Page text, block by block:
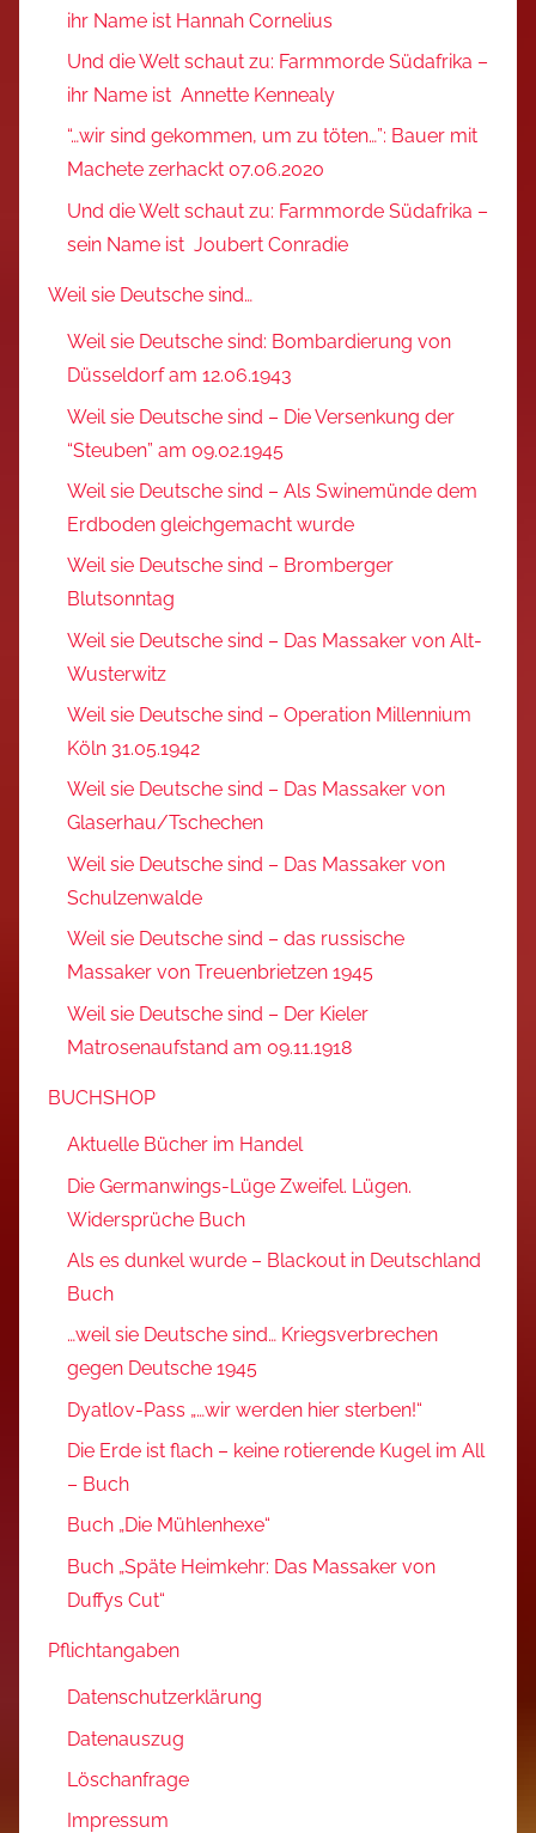
ihr Name ist Hannah Cornelius
Und die Welt schaut zu: Farmmorde Südafrika –
ihr Name ist Annette Kennealy
“…wir sind gekommen, um zu töten…”: Bauer mit
Machete zerhackt 07.06.2020
Und die Welt schaut zu: Farmmorde Südafrika –
sein Name ist Joubert Conradie
Weil sie Deutsche sind…
Weil sie Deutsche sind: Bombardierung von
Düsseldorf am 12.06.1943
Weil sie Deutsche sind – Die Versenkung der
“Steuben” am 09.02.1945
Weil sie Deutsche sind – Als Swinemünde dem
Erdboden gleichgemacht wurde
Weil sie Deutsche sind – Bromberger
Blutsonntag
Weil sie Deutsche sind – Das Massaker von Alt-
Wusterwitz
Weil sie Deutsche sind – Operation Millennium
Köln 31.05.1942
Weil sie Deutsche sind – Das Massaker von
Glaserhau/Tschechen
Weil sie Deutsche sind – Das Massaker von
Schulzenwalde
Weil sie Deutsche sind – das russische
Massaker von Treuenbrietzen 1945
Weil sie Deutsche sind – Der Kieler
Matrosenaufstand am 09.11.1918
BUCHSHOP
Aktuelle Bücher im Handel
Die Germanwings-Lüge Zweifel. Lügen.
Widersprüche Buch
Als es dunkel wurde – Blackout in Deutschland
Buch
…weil sie Deutsche sind… Kriegsverbrechen
gegen Deutsche 1945
Dyatlov-Pass „…wir werden hier sterben!“
Die Erde ist flach – keine rotierende Kugel im All
– Buch
Buch „Die Mühlenhexe“
Buch „Späte Heimkehr: Das Massaker von
Duffys Cut“
Pflichtangaben
Datenschutzerklärung
Datenauszug
Löschanfrage
Impressum